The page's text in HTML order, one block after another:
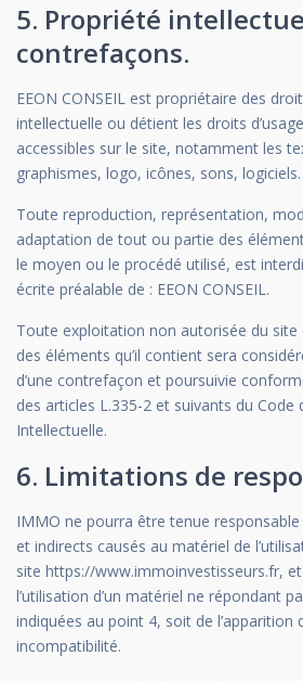
5. Propriété
contrefaçons.
EEON CONSEIL est propriétaire des
intellectuelle ou détient les droits
accessibles sur le site, notamment les
graphismes, logo, icônes, sons, logiciels.
Toute reproduction, représentation,
adaptation de tout ou partie des
le moyen ou le procédé utilisé, est
écrite préalable de : EEON CONSEIL.
Toute exploitation non autorisée du site
des éléments qu’il contient sera
d’une contrefaçon et poursuivie
des articles L.335-2 et suivants du Code
Intellectuelle.
6. Limitations de
IMMO ne pourra être tenue
et indirects causés au matériel de
site https://www.immoinvestisseurs.fr,
l’utilisation d’un matériel ne répondant
indiquées au point 4, soit de l’apparition
incompatibilité.